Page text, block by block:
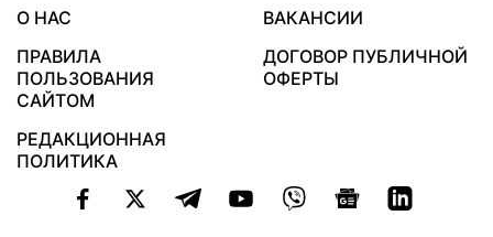
О НАС
ВАКАНСИИ
ПРАВИЛА
ПОЛЬЗОВАНИЯ
САЙТОМ
ДОГОВОР ПУБЛИЧНОЙ
ОФЕРТЫ
РЕДАКЦИОННАЯ
ПОЛИТИКА